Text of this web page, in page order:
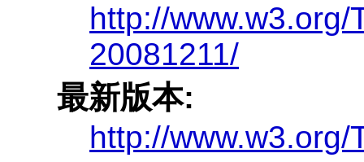
http://
20081211/
最新版本:
http://www.w3.org/